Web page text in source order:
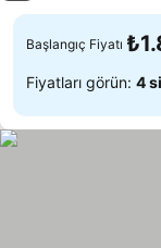
Başlangıç Fiyatı
Fiyatları görün: 4